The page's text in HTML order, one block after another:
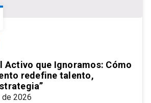
Activo que Ignoramos: Cómo
redefine talento,
2026